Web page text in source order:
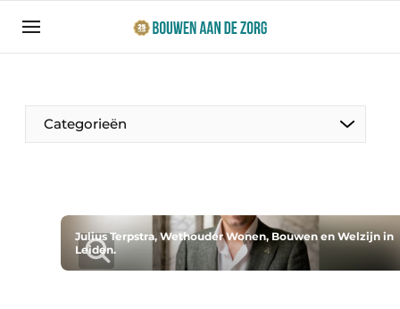
Aanmelden
Bedrijven
Bouwen aan de Zorg | Vakblad over bouw en
Direct contact
Evenement aanmelden
Categorieën
Productinformatie
Evenementen
Julius Terpstra, Wethouder Wonen, Bouwen en Welzijn in
Leiden.